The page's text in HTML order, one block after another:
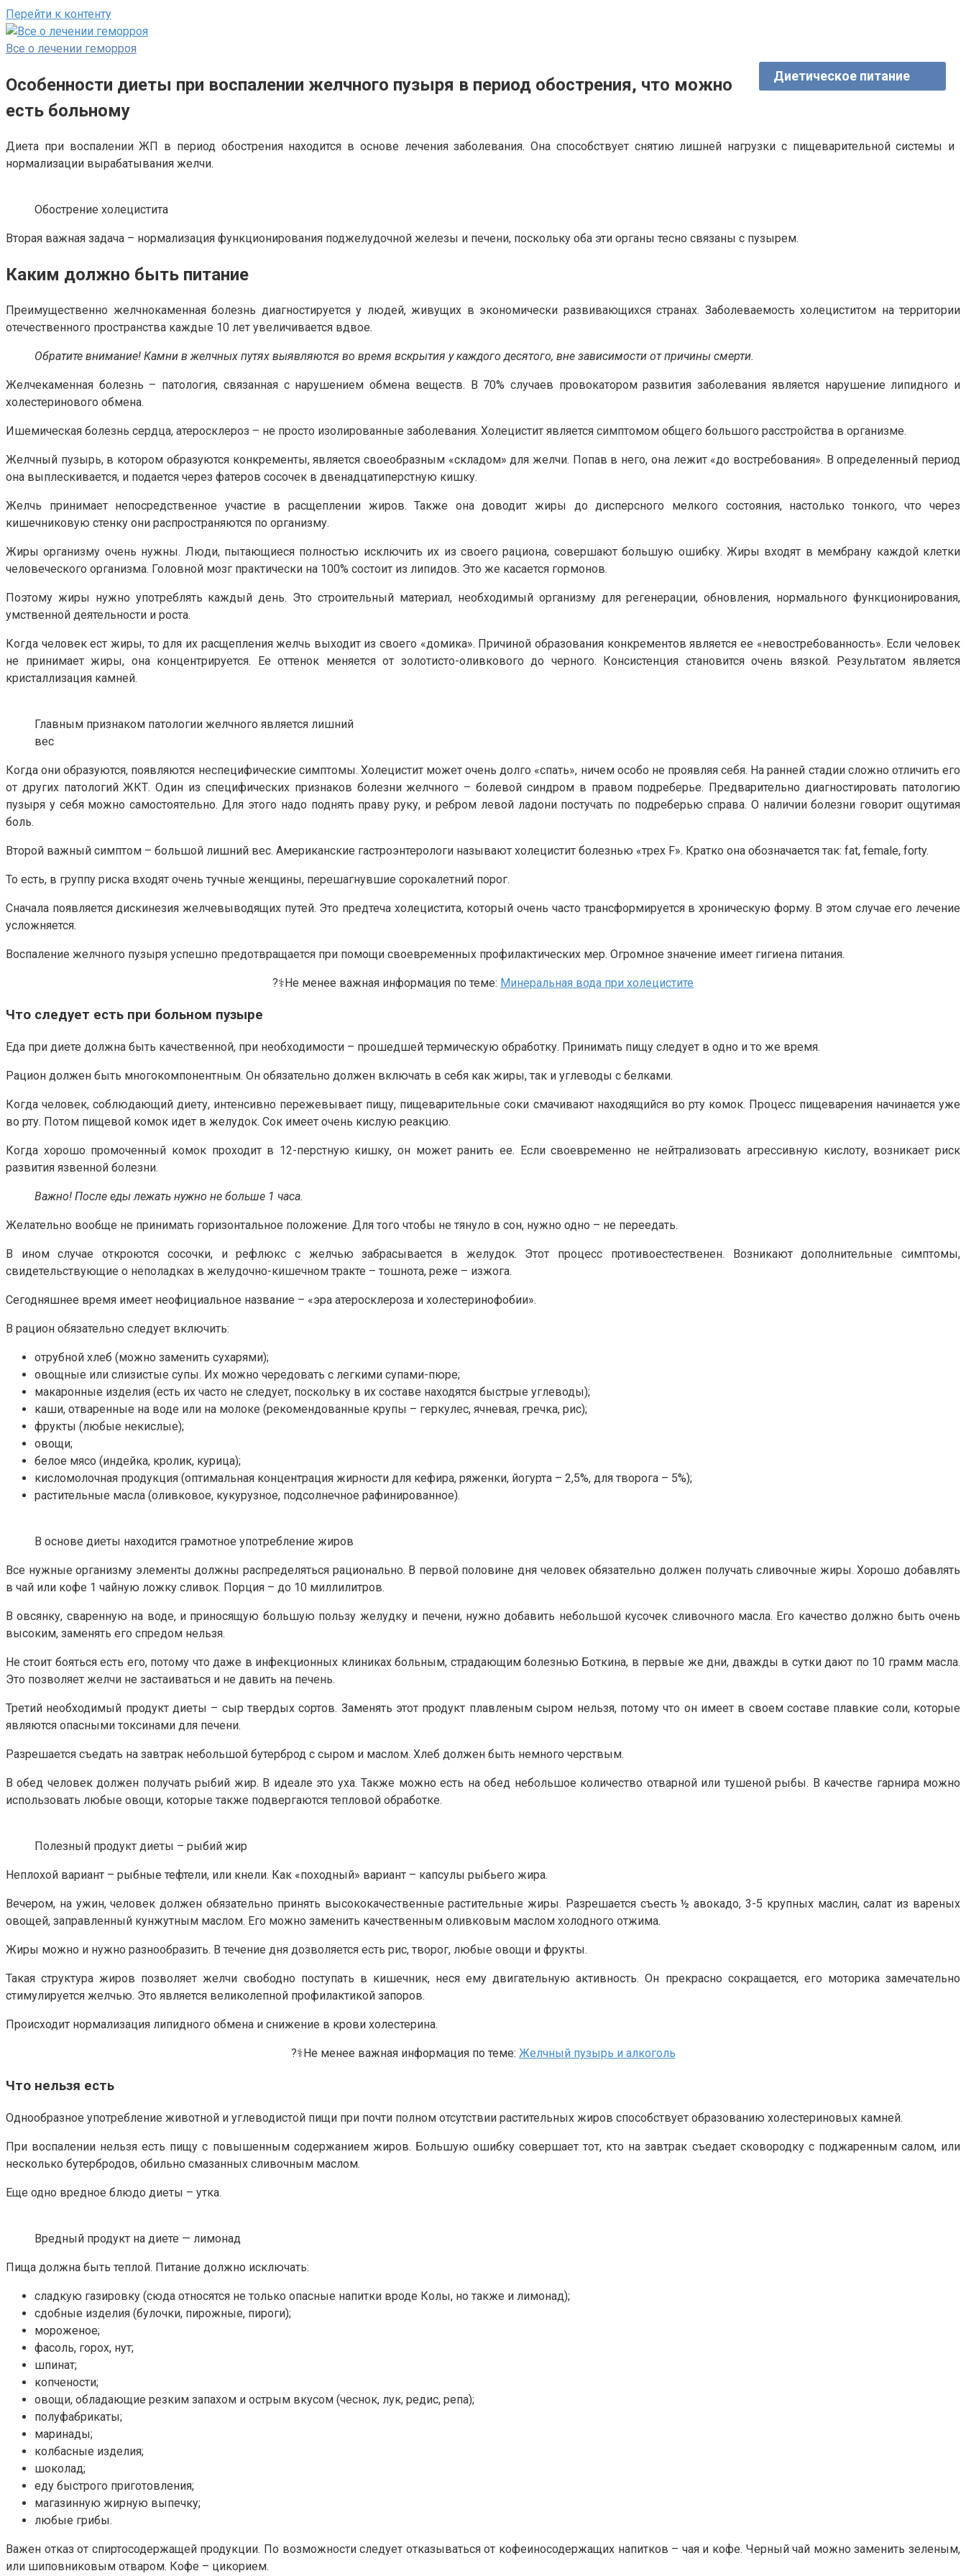
Перейти к контенту
Все о лечении геморроя
Диетическое питание
Особенности диеты при воспалении желчного пузыря в период обострения, что можно
есть больному
Диета при воспалении ЖП в период обострения находится в основе лечения заболевания. Она способствует снятию лишней нагрузки с пищеварительной системы и
нормализации вырабатывания желчи.
Обострение холецистита
Вторая важная задача – нормализация функционирования поджелудочной железы и печени, поскольку оба эти органы тесно связаны с пузырем.
Каким должно быть питание
Преимущественно желчнокаменная болезнь диагностируется у людей, живущих в экономически развивающихся странах. Заболеваемость холециститом на территории
отечественного пространства каждые 10 лет увеличивается вдвое.
Обратите внимание! Камни в желчных путях выявляются во время вскрытия у каждого десятого, вне зависимости от причины смерти.
Желчекаменная болезнь – патология, связанная с нарушением обмена веществ. В 70% случаев провокатором развития заболевания является нарушение липидного и
холестеринового обмена.
Ишемическая болезнь сердца, атеросклероз – не просто изолированные заболевания. Холецистит является симптомом общего большого расстройства в организме.
Желчный пузырь, в котором образуются конкременты, является своеобразным «складом» для желчи. Попав в него, она лежит «до востребования». В определенный период
она выплескивается, и подается через фатеров сосочек в двенадцатиперстную кишку.
Желчь принимает непосредственное участие в расщеплении жиров. Также она доводит жиры до дисперсного мелкого состояния, настолько тонкого, что через
кишечниковую стенку они распространяются по организму.
Жиры организму очень нужны. Люди, пытающиеся полностью исключить их из своего рациона, совершают большую ошибку. Жиры входят в мембрану каждой клетки
человеческого организма. Головной мозг практически на 100% состоит из липидов. Это же касается гормонов.
Поэтому жиры нужно употреблять каждый день. Это строительный материал, необходимый организму для регенерации, обновления, нормального функционирования,
умственной деятельности и роста.
Когда человек ест жиры, то для их расщепления желчь выходит из своего «домика». Причиной образования конкрементов является ее «невостребованность». Если человек
не принимает жиры, она концентрируется. Ее оттенок меняется от золотисто-оливкового до черного. Консистенция становится очень вязкой. Результатом является
кристаллизация камней.
Главным признаком патологии желчного является лишний
вес
Когда они образуются, появляются неспецифические симптомы. Холецистит может очень долго «спать», ничем особо не проявляя себя. На ранней стадии сложно отличить его
от других патологий ЖКТ. Один из специфических признаков болезни желчного – болевой синдром в правом подреберье. Предварительно диагностировать патологию
пузыря у себя можно самостоятельно. Для этого надо поднять праву руку, и ребром левой ладони постучать по подреберью справа. О наличии болезни говорит ощутимая
боль.
Второй важный симптом – большой лишний вес. Американские гастроэнтерологи называют холецистит болезнью «трех F». Кратко она обозначается так: fat, female, forty.
То есть, в группу риска входят очень тучные женщины, перешагнувшие сорокалетний порог.
Сначала появляется дискинезия желчевыводящих путей. Это предтеча холецистита, который очень часто трансформируется в хроническую форму. В этом случае его лечение
усложняется.
Воспаление желчного пузыря успешно предотвращается при помощи своевременных профилактических мер. Огромное значение имеет гигиена питания.
?‍⚕️Не менее важная информация по теме: Минеральная вода при холецистите
Что следует есть при больном пузыре
Еда при диете должна быть качественной, при необходимости – прошедшей термическую обработку. Принимать пищу следует в одно и то же время.
Рацион должен быть многокомпонентным. Он обязательно должен включать в себя как жиры, так и углеводы с белками.
Когда человек, соблюдающий диету, интенсивно пережевывает пищу, пищеварительные соки смачивают находящийся во рту комок. Процесс пищеварения начинается уже
во рту. Потом пищевой комок идет в желудок. Сок имеет очень кислую реакцию.
Когда хорошо промоченный комок проходит в 12-перстную кишку, он может ранить ее. Если своевременно не нейтрализовать агрессивную кислоту, возникает риск
развития язвенной болезни.
Важно! После еды лежать нужно не больше 1 часа.
Желательно вообще не принимать горизонтальное положение. Для того чтобы не тянуло в сон, нужно одно – не переедать.
В ином случае откроются сосочки, и рефлюкс с желчью забрасывается в желудок. Этот процесс противоестественен. Возникают дополнительные симптомы,
свидетельствующие о неполадках в желудочно-кишечном тракте – тошнота, реже – изжога.
Сегодняшнее время имеет неофициальное название – «эра атеросклероза и холестеринофобии».
В рацион обязательно следует включить:
отрубной хлеб (можно заменить сухарями);
овощные или слизистые супы. Их можно чередовать с легкими супами-пюре;
макаронные изделия (есть их часто не следует, поскольку в их составе находятся быстрые углеводы);
каши, отваренные на воде или на молоке (рекомендованные крупы – геркулес, ячневая, гречка, рис);
фрукты (любые некислые);
овощи;
белое мясо (индейка, кролик, курица);
кисломолочная продукция (оптимальная концентрация жирности для кефира, ряженки, йогурта – 2,5%, для творога – 5%);
растительные масла (оливковое, кукурузное, подсолнечное рафинированное).
В основе диеты находится грамотное употребление жиров
Все нужные организму элементы должны распределяться рационально. В первой половине дня человек обязательно должен получать сливочные жиры. Хорошо добавлять
в чай или кофе 1 чайную ложку сливок. Порция – до 10 миллилитров.
В овсянку, сваренную на воде, и приносящую большую пользу желудку и печени, нужно добавить небольшой кусочек сливочного масла. Его качество должно быть очень
высоким, заменять его спредом нельзя.
Не стоит бояться есть его, потому что даже в инфекционных клиниках больным, страдающим болезнью Боткина, в первые же дни, дважды в сутки дают по 10 грамм масла.
Это позволяет желчи не застаиваться и не давить на печень.
Третий необходимый продукт диеты – сыр твердых сортов. Заменять этот продукт плавленым сыром нельзя, потому что он имеет в своем составе плавкие соли, которые
являются опасными токсинами для печени.
Разрешается съедать на завтрак небольшой бутерброд с сыром и маслом. Хлеб должен быть немного черствым.
В обед человек должен получать рыбий жир. В идеале это уха. Также можно есть на обед небольшое количество отварной или тушеной рыбы. В качестве гарнира можно
использовать любые овощи, которые также подвергаются тепловой обработке.
Полезный продукт диеты – рыбий жир
Неплохой вариант – рыбные тефтели, или кнели. Как «походный» вариант – капсулы рыбьего жира.
Вечером, на ужин, человек должен обязательно принять высококачественные растительные жиры. Разрешается съесть ½ авокадо, 3-5 крупных маслин, салат из вареных
овощей, заправленный кунжутным маслом. Его можно заменить качественным оливковым маслом холодного отжима.
Жиры можно и нужно разнообразить. В течение дня дозволяется есть рис, творог, любые овощи и фрукты.
Такая структура жиров позволяет желчи свободно поступать в кишечник, неся ему двигательную активность. Он прекрасно сокращается, его моторика замечательно
стимулируется желчью. Это является великолепной профилактикой запоров.
Происходит нормализация липидного обмена и снижение в крови холестерина.
?‍⚕️Не менее важная информация по теме: Желчный пузырь и алкоголь
Что нельзя есть
Однообразное употребление животной и углеводистой пищи при почти полном отсутствии растительных жиров способствует образованию холестериновых камней.
При воспалении нельзя есть пищу с повышенным содержанием жиров. Большую ошибку совершает тот, кто на завтрак съедает сковородку с поджаренным салом, или
несколько бутербродов, обильно смазанных сливочным маслом.
Еще одно вредное блюдо диеты – утка.
Вредный продукт на диете — лимонад
Пища должна быть теплой. Питание должно исключать:
сладкую газировку (сюда относятся не только опасные напитки вроде Колы, но также и лимонад);
сдобные изделия (булочки, пирожные, пироги);
мороженое;
фасоль, горох, нут;
шпинат;
копчености;
овощи, обладающие резким запахом и острым вкусом (чеснок, лук, редис, репа);
полуфабрикаты;
маринады;
колбасные изделия;
шоколад;
еду быстрого приготовления;
магазинную жирную выпечку;
любые грибы.
Важен отказ от спиртосодержащей продукции. По возможности следует отказываться от кофеиносодержащих напитков – чая и кофе. Черный чай можно заменить зеленым,
или шиповниковым отваром. Кофе – цикорием.